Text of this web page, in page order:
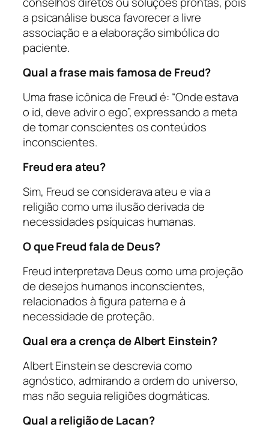
a psicanálise busca favorecer a livre
associação e a elaboração simbólica do
paciente.
Qual a frase mais famosa de Freud?
Uma frase icônica de Freud é: “Onde estava
o id, deve advir o ego”, expressando a meta
de tornar conscientes os conteúdos
inconscientes.
Freud era ateu?
Sim, Freud se considerava ateu e via a
religião como uma ilusão derivada de
necessidades psíquicas humanas.
O que Freud fala de Deus?
Freud interpretava Deus como uma projeção
de desejos humanos inconscientes,
relacionados à figura paterna e à
necessidade de proteção.
Qual era a crença de Albert Einstein?
Albert Einstein se descrevia como
agnóstico, admirando a ordem do universo,
mas não seguia religiões dogmáticas.
Qual a religião de Lacan?